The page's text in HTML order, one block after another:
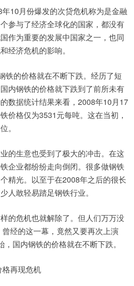
10月份爆发的次贷危机称为是金融
参与了经济全球化的国家，都没有
作为重要的发展中国家之一，也同
经济危机的影响。
铁的价格就在不断下跌。经历了短
内钢铁的价格就下跌到了前所未有
数据统计结果来看，2008年10月17
价格仅为3531元每吨。这在当初，
。
的生意也受到了极大的冲击。在这
企业都纷纷走向倒闭。很多做钢铁
精光。以至于在2008年之后的很长
人敢轻易踏足钢铁行业。
的危机也就解除了。但人们万万没
经的这一幕，竟然又要再次上演
国内钢铁的价格就在不断下跌。
再现危机